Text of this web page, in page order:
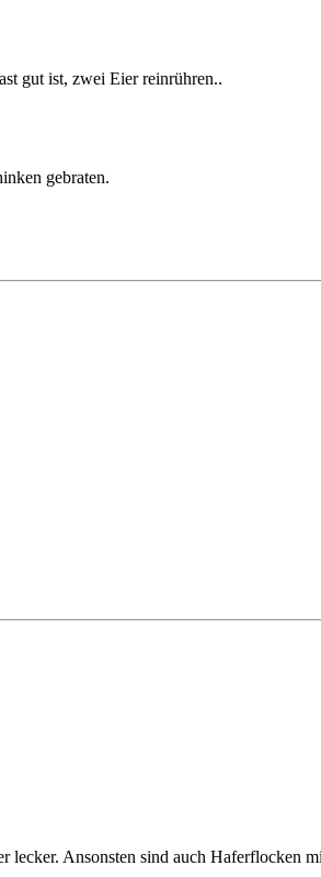
gut ist, zwei Eier reinrühren..
gebraten.
Ansonsten sind auch Haferflocken